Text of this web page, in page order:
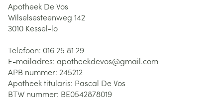
Apotheek De Vos
Wilselsesteenweg 142
3010 Kessel-lo
Telefoon: 016 25 81 29
E-mailadres: apotheekdevos@gmail.com
APB nummer: 245212
Apotheek titularis: Pascal De Vos
BTW nummer: BE0542878019